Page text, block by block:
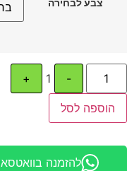
צבע לבחירה
-
1
+
הוספה לסל
להזמנה